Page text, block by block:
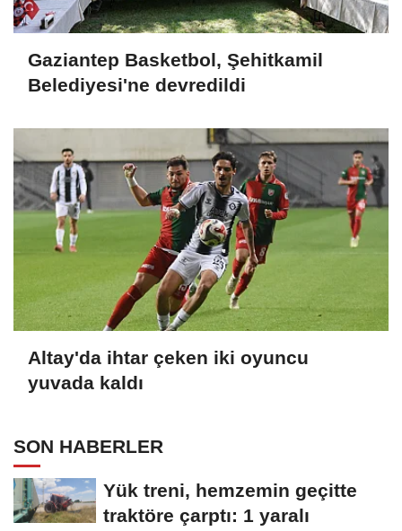
Gaziantep Basketbol, Şehitkamil
Belediyesi'ne devredildi
Altay'da ihtar çeken iki oyuncu
yuvada kaldı
SON HABERLER
Yük treni, hemzemin geçitte
traktöre çarptı: 1 yaralı